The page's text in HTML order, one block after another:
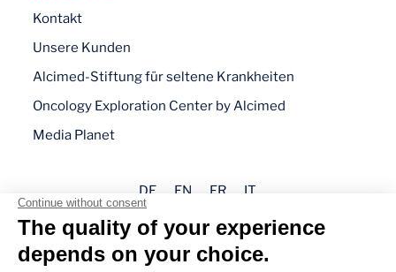
Kontakt
Unsere Kunden
Alcimed-Stiftung für seltene Krankheiten
Oncology Exploration Center by Alcimed
Media Planet
DE EN FR IT